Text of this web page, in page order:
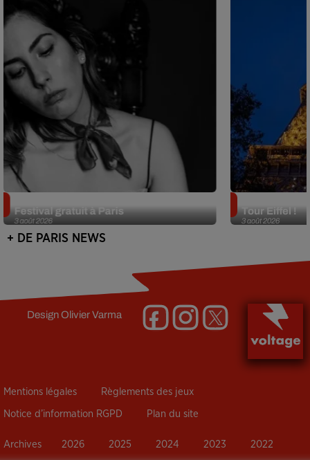
3 août 2026
Festival gratuit à Paris
3 août 2026
Tour Eiffel !
+ DE PARIS NEWS
DesignOlivier Varma
Mentions légales Règlements des jeux
Notice d’information RGPD Plan du site
Archives 2026 2025 2024 2023 2022